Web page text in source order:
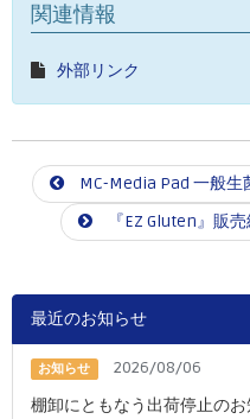
関連情報
外部リンク
MC-Media Pad 一般生
『EZ Gluten』販
最近のお知らせ
お知らせ
2026/08/06
棚卸にともなう出荷停止の